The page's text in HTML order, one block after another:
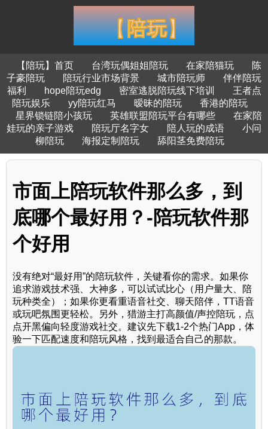
【陪玩】首页 台湾玩偶姐姐陪玩 在家陪猫玩
陈
子豪陪玩
陪玩行业市场背景 城市陪玩师
伴伴陪玩
福利
hope陪玩edg 密室逃脱陪玩线下培训
王者点
陪玩娱乐
yy陪玩红马 暧昧的陪玩
香港的陪玩
星界锁链陪小孩玩
英雄联盟陪玩平台有哪些
在家陪
娃玩的亲子游戏
陪玩厅名字女 陪人玩的成语
小问
柳陪玩
海报定制陪玩 舔阳茎免费陪玩
市面上陪玩软件那么多，到
底哪个最好用？-陪玩软件那
个好用
没有绝对“最好用”的陪玩软件，关键看你的需求。如果你
追求游戏技术强、大神多，可以试试比心（用户量大、陪
玩种类全）；如果你更看重语音社交、聊天陪伴，TT语音
或玩吧氛围更轻松。另外，猎游主打高颜值/声控陪玩，点
点开黑偏向轻度游戏社交。建议先下载1-2个热门App，体
验一下匹配速度和陪玩风格，找到最适合自己的那款。